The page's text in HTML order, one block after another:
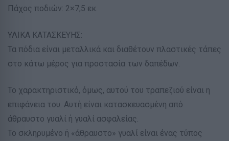
Πάχος ποδιών: 2×7,5 εκ.
ΥΛΙΚΑ ΚΑΤΑΣΚΕΥΗΣ:
Τα πόδια είναι μεταλλικά και διαθέτουν πλαστικές τάπες
στο κάτω μέρος για προστασία των δαπέδων.
Το χαρακτηριστικό, όμως, αυτού του τραπεζιού είναι η
επιφάνεια του. Αυτή είναι κατασκευασμένη από
άθραυστο γυαλί ή γυαλί ασφαλείας.
Το σκληρυμένο ή «άθραυστο» γυαλί είναι ένας τύπος